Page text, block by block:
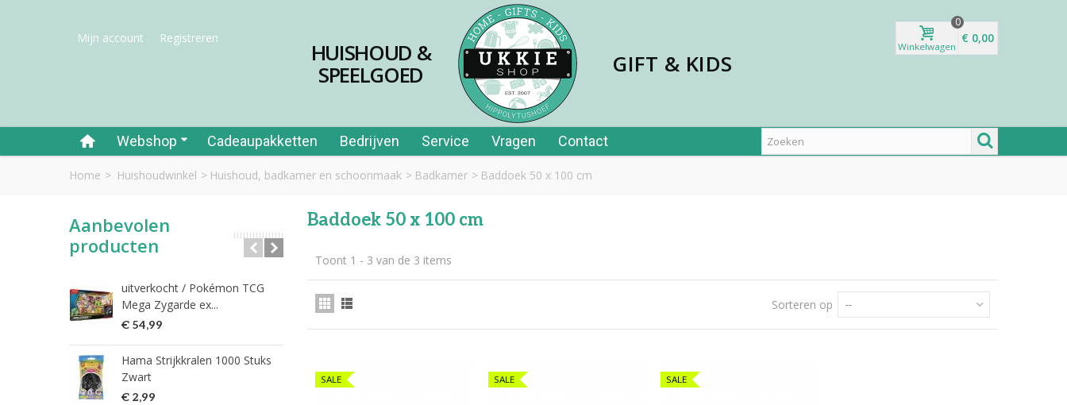
Mijn account Registreren
HUISHOUD &
SPEELGOED GIFT & KIDS
Winkelwagen
0
€ 0,00
Webshop Cadeaupakketten Bedrijven Service Vragen Contact
Home > Huishoudwinkel > Huishoud, badkamer en schoonmaak > Badkamer > Baddoek 50 x 100 cm
Aanbevolen
producten
uitverkocht / Pokémon TCG
Mega Zygarde ex...
€ 54,99
Hama Strijkkralen 1000 Stuks
Zwart
€ 2,99
€ 1,99
nederlands
€ 29,99
Baddoek 50 x 100 cm
Toont 1 - 3 van de 3 items
Sorteren op --
SALE SALE SALE